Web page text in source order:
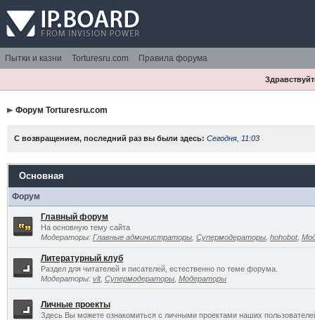
Пытки и казни Torturesru.com Правила форума
Форум Torturesru.com
С возвращением, последний раз вы были здесь: Сегодня, 11:03
Основная
Форум
Главный форум
На основную тему сайта
Модераторы: Главные администраторы, Супермодераторы, hohobot,
Литературный клуб
Раздел для читателей и писателей, естественно по теме форума.
Модераторы: vlt, Супермодераторы, Модераторы
Личные проекты
Здесь Вы можете ознакомиться с личными проектами наших